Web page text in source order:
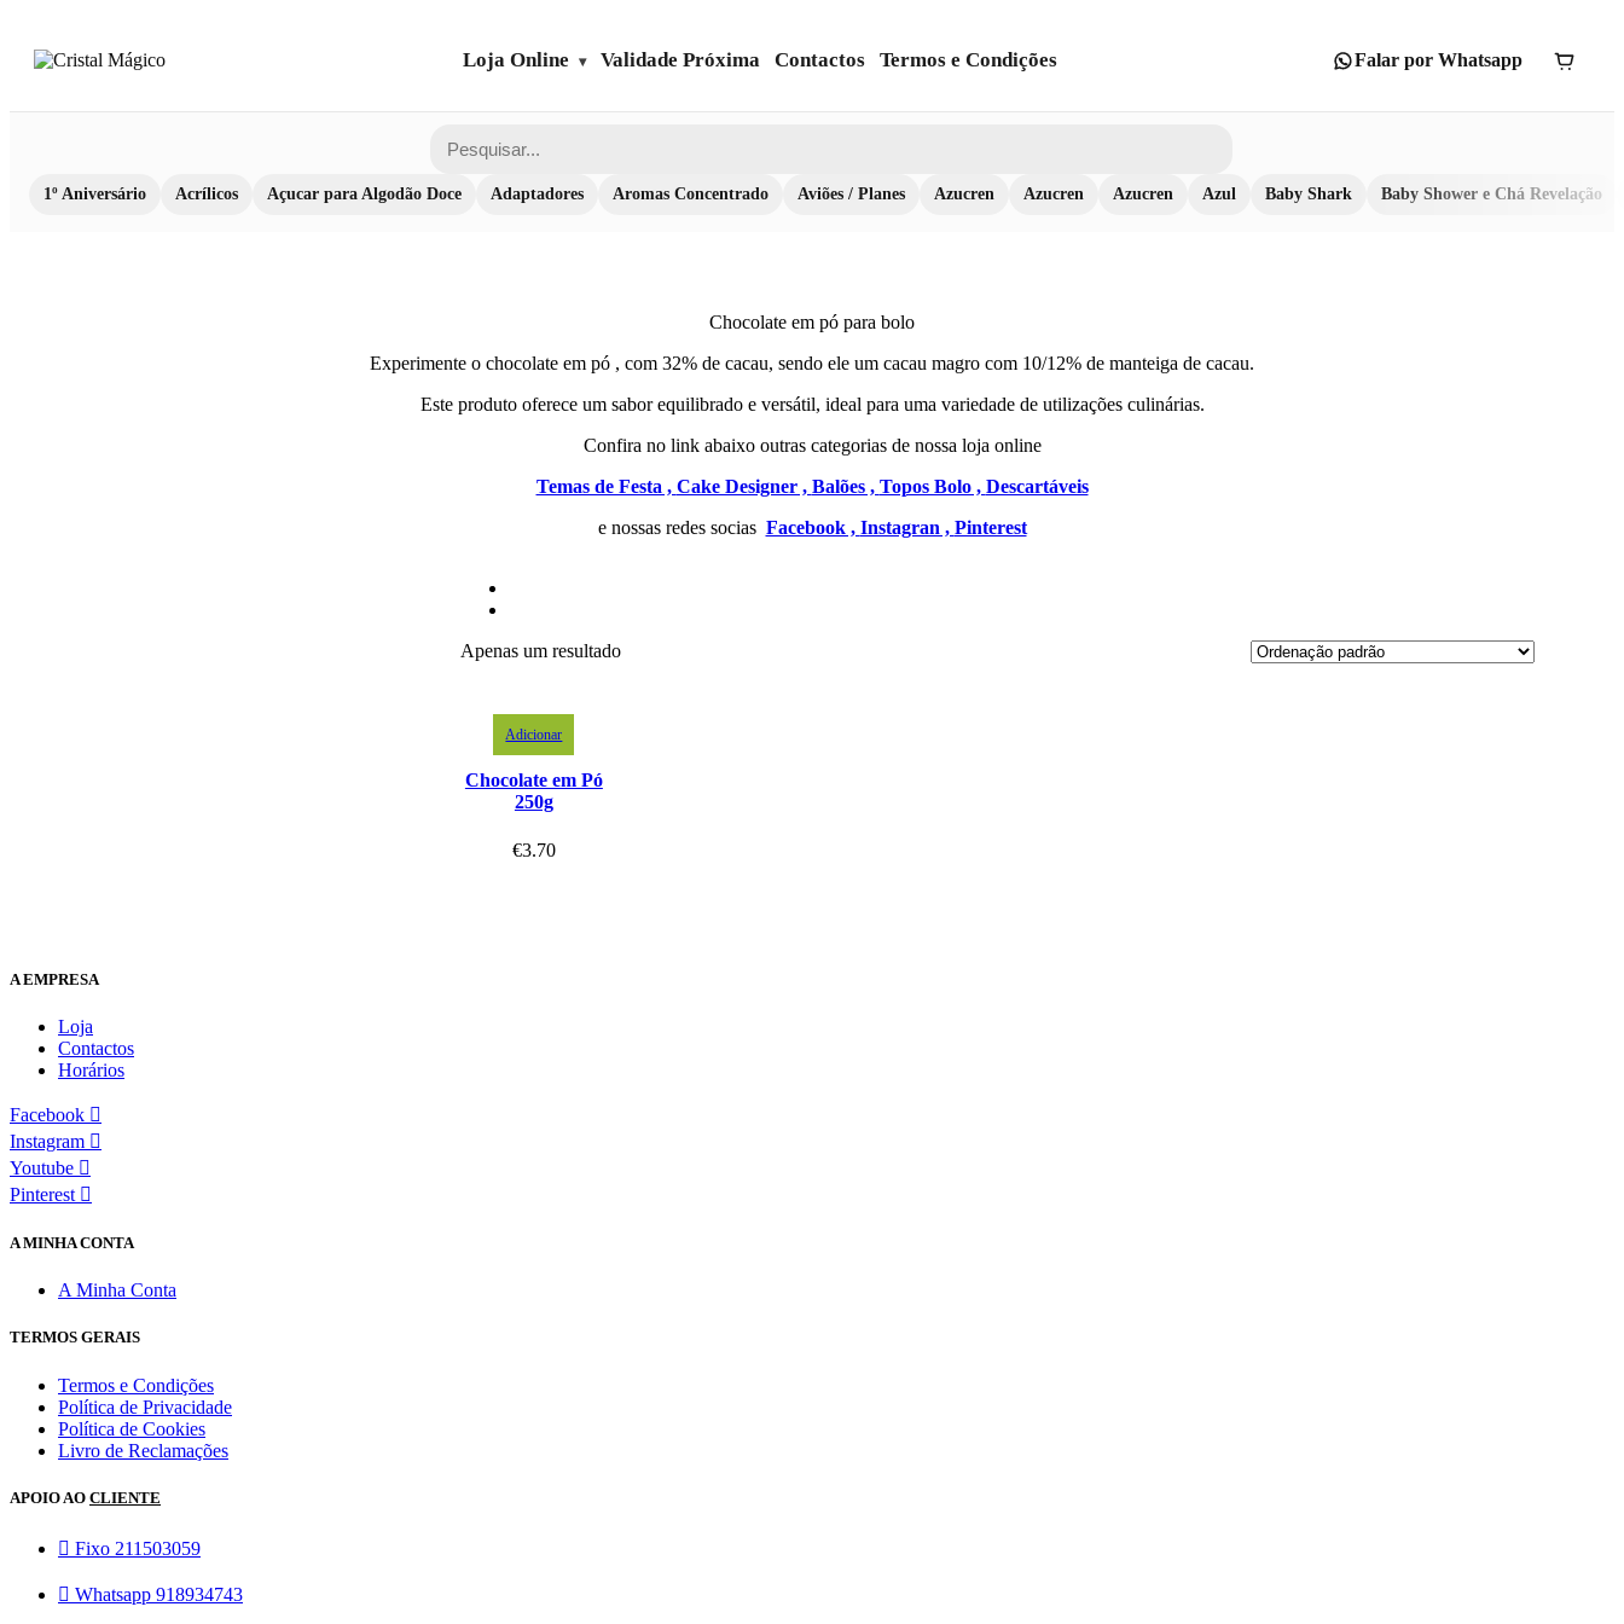
Loja Online Validade Próxima Contactos Termos e Condições Falar por Whatsapp
1º Aniversário Acrílicos Açucar para Algodão Doce Adaptadores Aromas Concentrado Aviões / Planes Azucren Azucren Azucren Azul Baby Shark Baby Shower e Chá Revelação
Chocolate em pó para bolo
Experimente o chocolate em pó , com 32% de cacau, sendo ele um cacau magro com 10/12% de manteiga de cacau.
Este produto oferece um sabor equilibrado e versátil, ideal para uma variedade de utilizações culinárias.
Confira no link abaixo outras categorias de nossa loja online
Temas de Festa , Cake Designer , Balões , Topos Bolo , Descartáveis
e nossas redes socias Facebook , Instagran , Pinterest
Apenas um resultado
Adicionar
Chocolate em Pó
250g
€3.70
A EMPRESA
Loja
Contactos
Horários
Facebook
Instagram
Youtube
Pinterest
A MINHA CONTA
A Minha Conta
TERMOS GERAIS
Termos e Condições
Política de Privacidade
Política de Cookies
Livro de Reclamações
APOIO AO CLIENTE
Fixo 211503059
Whatsapp 918934743